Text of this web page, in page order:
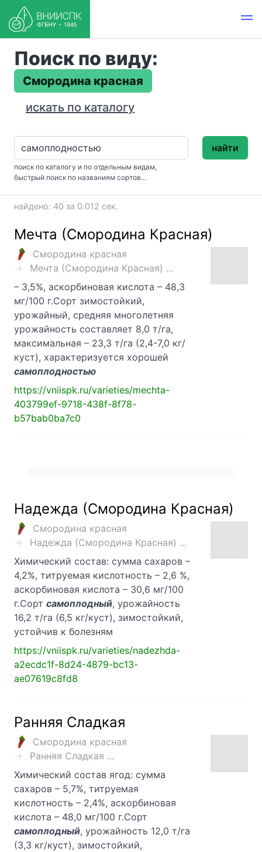
Поиск по виду:
Смородина красная
искать по каталогу
поиск по каталогу и по отдельным видам,
быстрый поиск по названиям сортов...
найти
найдено: 40 за 0.012 сек.
Мечта (Смородина Красная)
Смородина красная
Мечта (Смородина Красная) ...
– 3,5%, аскорбиновая кислота – 48,3
мг/100 г.Сорт зимостойкий,
урожайный, средняя многолетняя
урожайность составляет 8,0 т/га,
максимальная – 23,3 т/га (2,4-7,0 кг/
куст), характеризуется хорошей
самоплодностью
https://vniispk.ru/varieties/mechta-
403799ef-9718-438f-8f78-
b57bab0ba7c0
Надежда (Смородина Красная)
Смородина красная
Надежда (Смородина Красная) ...
Химический состав: сумма сахаров –
4,2%, титруемая кислотность – 2,6 %,
аскорбиновая кислота – 30,6 мг/100
г.Сорт самоплодный, урожайность
16,2 т/га (6,5 кг/куст), зимостойкий,
устойчив к болезням
https://vniispk.ru/varieties/nadezhda-
a2ecdc1f-8d24-4879-bc13-
ae07619c8fd8
Ранняя Сладкая
Смородина красная
Ранняя Сладкая ...
Химический состав ягод: сумма
сахаров – 5,7%, титруемая
кислотность – 2,4%, аскорбиновая
кислота – 48,0 мг/100 г.Сорт
самоплодный, урожайность 12,0 т/га
(3,3 кг/куст), зимостойкий,